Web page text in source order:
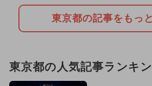
東京都の記事をもっ
東京都の人気記事ランキ